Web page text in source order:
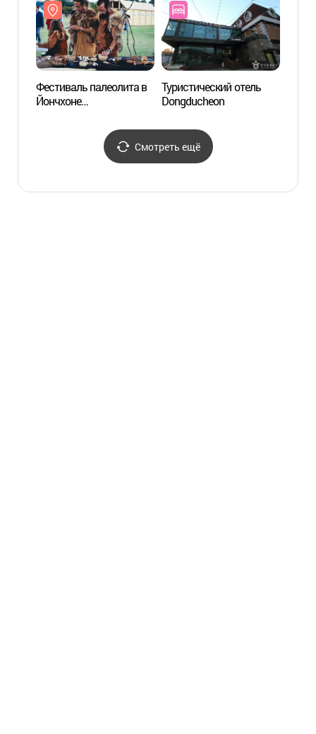
Фестиваль палеолита в
Йончхоне
Туристический отель
Dongducheon
Смотреть ещё